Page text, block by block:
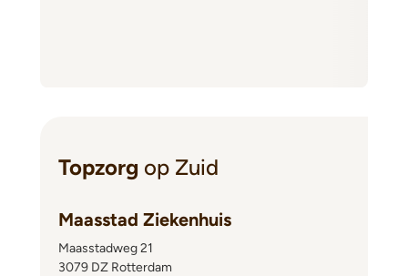
Topzorg op Zuid
Maasstad Ziekenhuis
Maasstadweg 21
3079 DZ Rotterdam